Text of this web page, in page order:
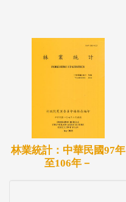
林業統計：中華民國97年
至106年－